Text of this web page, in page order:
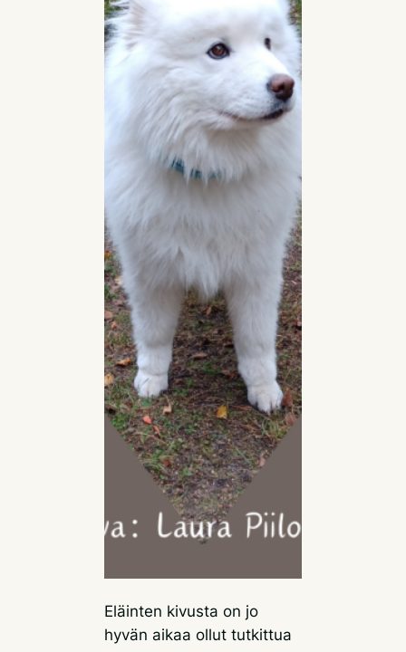
Eläinten kivusta on jo
hyvän aikaa ollut tutkittua